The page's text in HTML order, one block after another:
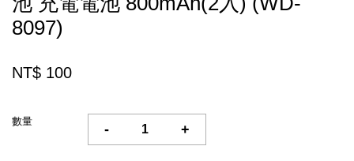
8097)
NT$ 100
數量
- +